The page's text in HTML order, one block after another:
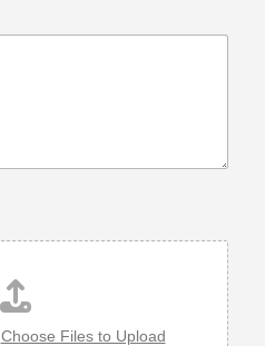
Choose Files to Upload